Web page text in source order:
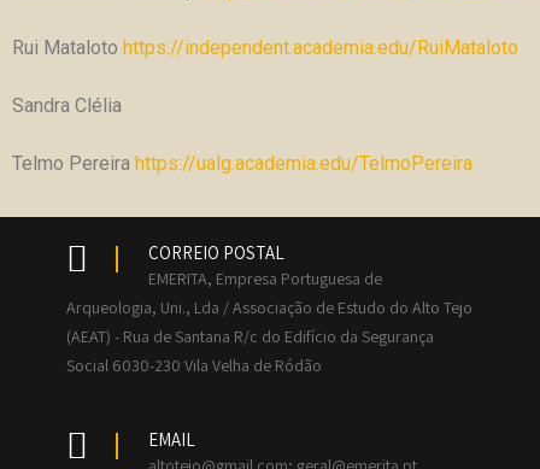
Rui Mataloto https://independent.academia.edu/RuiMataloto
Sandra Clélia
Telmo Pereira https://ualg.academia.edu/TelmoPereira
CORREIO POSTAL
EMERITA, Empresa Portuguesa de
Arqueologia, Uni., Lda / Associação de Estudo do Alto Tejo
(AEAT) - Rua de Santana R/c do Edifício da Segurança
Social 6030-230 Vila Velha de Ródão
EMAIL